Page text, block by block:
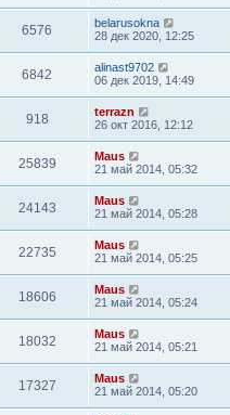
6576
belarusokna
28 дек 2020, 12:25
6842
alinast9702
06 дек 2019, 14:49
918
terrazn
26 окт 2016, 12:12
25839
Maus
21 май 2014, 05:32
24143
Maus
21 май 2014, 05:28
22735
Maus
21 май 2014, 05:25
18606
Maus
21 май 2014, 05:24
18032
Maus
21 май 2014, 05:21
17327
Maus
21 май 2014, 05:20